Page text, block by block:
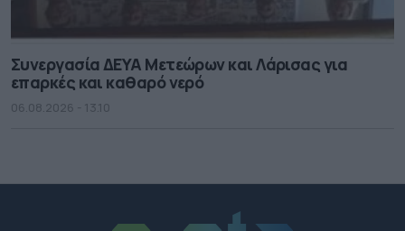
Συνεργασία ΔΕΥΑ Μετεώρων και Λάρισας για
επαρκές και καθαρό νερό
06.08.2026 - 13.10